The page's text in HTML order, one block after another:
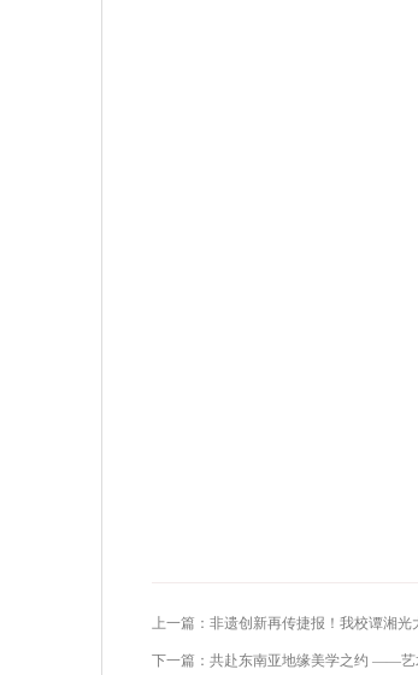
上一篇：非遗创新再传捷报！我校谭湘光
下一篇：共赴东南亚地缘美学之约 ——艺